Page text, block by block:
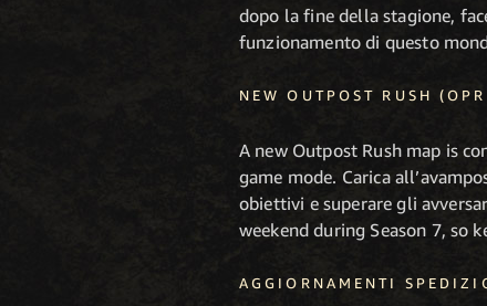
dopo la fine della stagione,
funzionamento di questo
NEW OUTPOST RUSH
A new Outpost Rush map is
game mode. Carica
obiettivi e superare gli
weekend during Season 7, so
AGGIORNAMENTI